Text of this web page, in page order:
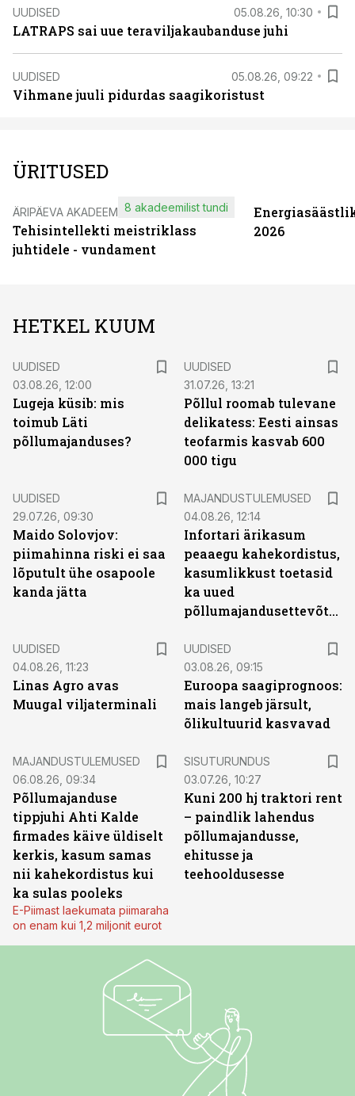
UUDISED 05.08.26, 10:30
LATRAPS sai uue teraviljakaubanduse juhi
UUDISED 05.08.26, 09:22
Vihmane juuli pidurdas saagikoristust
ÜRITUSED
ÄRIPÄEVA AKADEEMIA
Tehisintellekti meistriklass
juhtidele - vundament
8 akadeemilist tundi
2026
HETKEL KUUM
UUDISED
03.08.26, 12:00
Lugeja küsib: mis
toimub Läti
põllumajanduses?
UUDISED
31.07.26, 13:21
Põllul roomab tulevane
delikatess: Eesti ainsas
teofarmis kasvab 600
000 tigu
UUDISED
29.07.26, 09:30
Maido Solovjov:
piimahinna riski ei saa
lõputult ühe osapoole
kanda jätta
MAJANDUSTULEMUSED
04.08.26, 12:14
Infortari ärikasum
peaaegu kahekordistus,
kasumlikkust toetasid
ka uued
põllumajandusettevõtted
UUDISED
04.08.26, 11:23
Linas Agro avas
Muugal viljaterminali
UUDISED
03.08.26, 09:15
Euroopa saagiprognoos:
mais langeb järsult,
õlikultuurid kasvavad
MAJANDUSTULEMUSED
06.08.26, 09:34
Põllumajanduse
tippjuhi Ahti Kalde
firmades käive üldiselt
kerkis, kasum samas
nii kahekordistus kui
ka sulas pooleks
E-Piimast laekumata piimaraha
on enam kui 1,2 miljonit eurot
SISUTURUNDUS
03.07.26, 10:27
Kuni 200 hj traktori rent
– paindlik lahendus
põllumajandusse,
ehitusse ja
teehooldusesse